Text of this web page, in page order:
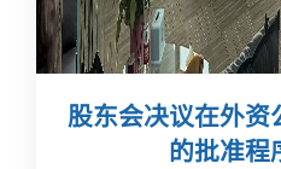
股东会决议在外资
的批准程